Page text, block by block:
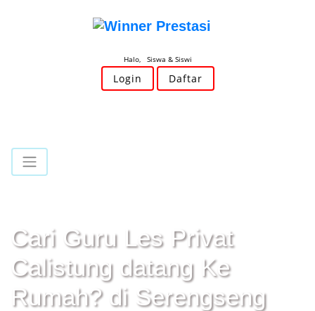
Halo, Siswa & Siswi
Login Daftar
Cari Guru Les Privat
Calistung datang Ke
Rumah? di Serengseng